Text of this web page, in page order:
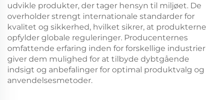
udvikle produkter, der tager hensyn til miljøet. De
overholder strengt internationale standarder for
kvalitet og sikkerhed, hvilket sikrer, at produkterne
opfylder globale reguleringer. Producenternes
omfattende erfaring inden for forskellige industrier
giver dem mulighed for at tilbyde dybtgående
indsigt og anbefalinger for optimal produktvalg og
anvendelsesmetoder.